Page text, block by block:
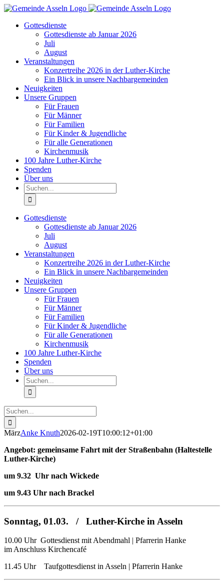
Zum
springenGottesdienste
Gottesdienste ab Januar 2026
Juli
August
Veranstaltungen
Konzertreihe 2026 in der Luther-Kirche
Ein Blick in unsere Nachbargemeinden
Neuigkeiten
Unsere Gruppen
Für Frauen
Für Männer
Für Familien
Für Kinder & Jugendliche
Für alle Generationen
Kirchenmusik
100 Jahre Luther-Kirche
Spenden
Über uns
Suche
nach:
Gottesdienste
Gottesdienste ab Januar 2026
Juli
August
Veranstaltungen
Konzertreihe 2026 in der Luther-Kirche
Ein Blick in unsere Nachbargemeinden
Neuigkeiten
Unsere Gruppen
Für Frauen
Für Männer
Für Familien
Für Kinder & Jugendliche
Für alle Generationen
Kirchenmusik
100 Jahre Luther-Kirche
Spenden
Über uns
Suche
nach:
Suche
nach:
MärzAnke Knuth2026-02-19T10:00:12+01:00
Angebot: gemeinsame Fahrt mit der Straßenbahn (Haltestelle
Luther-Kirche)
um 9.32 Uhr nach Wickede
um 9.43 Uhr nach Brackel
Sonntag, 01.03. / Luther-Kirche in Asseln
10.00 Uhr Gottesdienst mit Abendmahl | Pfarrerin Hanke
im Anschluss Kirchencafé
11.45 Uhr Taufgottesdienst in Asseln | Pfarrerin Hanke